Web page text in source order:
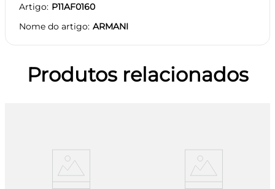
Artigo P11AF0160
Nome do artigo ARMANI
Produtos relacionados